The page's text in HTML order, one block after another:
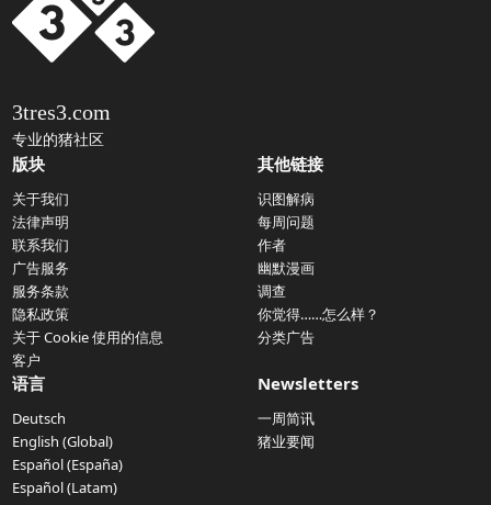
3tres3.com
专业的猪社区
版块
关于我们
法律声明
联系我们
广告服务
服务条款
隐私政策
关于 Cookie 使用的信息
客户
其他链接
识图解病
每周问题
作者
幽默漫画
调查
你觉得……怎么样？
分类广告
语言
Deutsch
English (Global)
Español (España)
Español (Latam)
Newsletters
一周简讯
猪业要闻